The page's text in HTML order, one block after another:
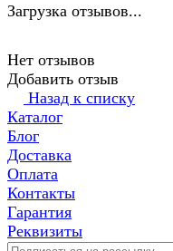
Загрузка отзывов...
Нет отзывов
Добавить отзыв
Назад к списку
Каталог
Блог
Доставка
Оплата
Контакты
Гарантия
Реквизиты